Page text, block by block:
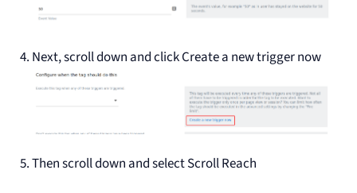
Next, scroll down and click Create a new trigger now
Then scroll down and select Scroll Reach